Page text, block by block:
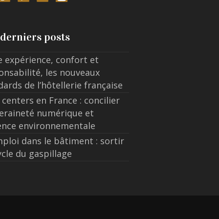
posts
expérience, confort et
les nouveaux
de l’hôtellerie française
en France : concilier
numérique et
environnementale
dans le bâtiment : sortir
du gaspillage